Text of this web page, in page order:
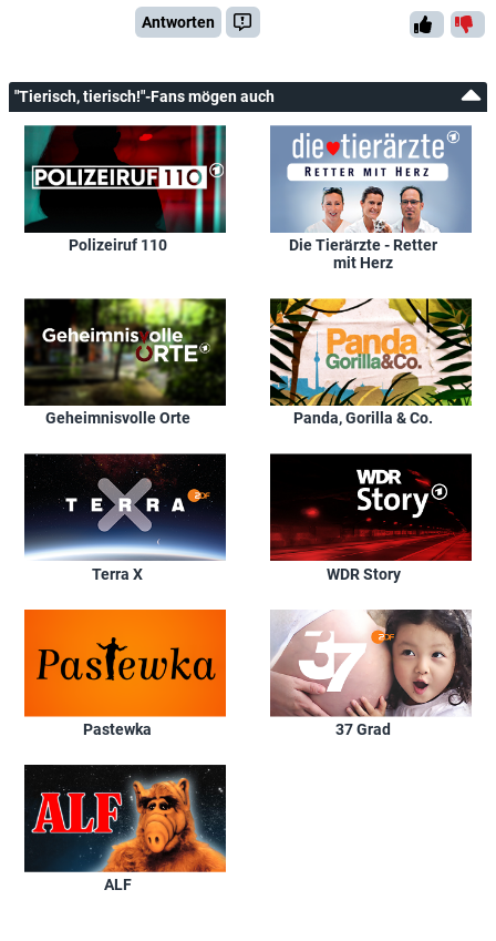
Antworten
"Tierisch, tierisch!"-Fans mögen auch
Polizeiruf 110
Die Tierärzte - Retter
mit Herz
Geheimnisvolle Orte Panda, Gorilla & Co.
Terra X WDR Story
Pastewka 37 Grad
ALF